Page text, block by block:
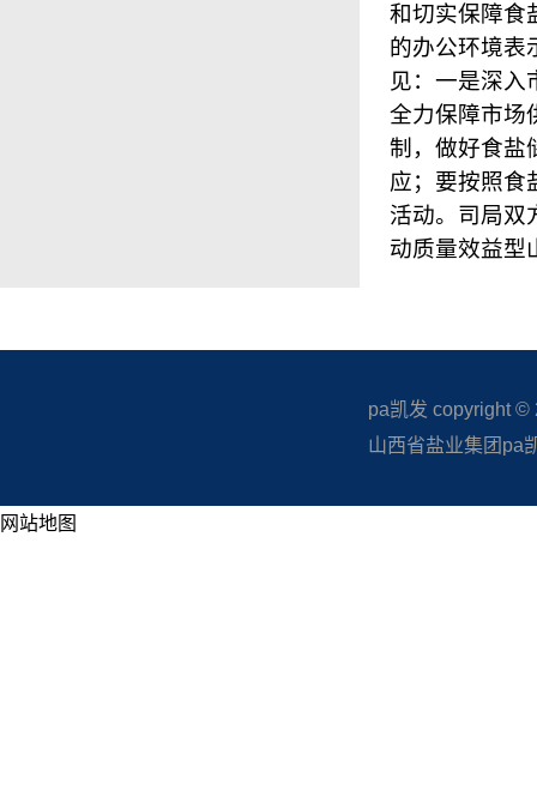
和切实保障食
的办公环境表
见：一是深入
全力保障市场
制，做好食盐
应；要按照食
活动。司局双
动质量效益型
pa凯发 copyright ©
山西省盐业集团pa
网站地图